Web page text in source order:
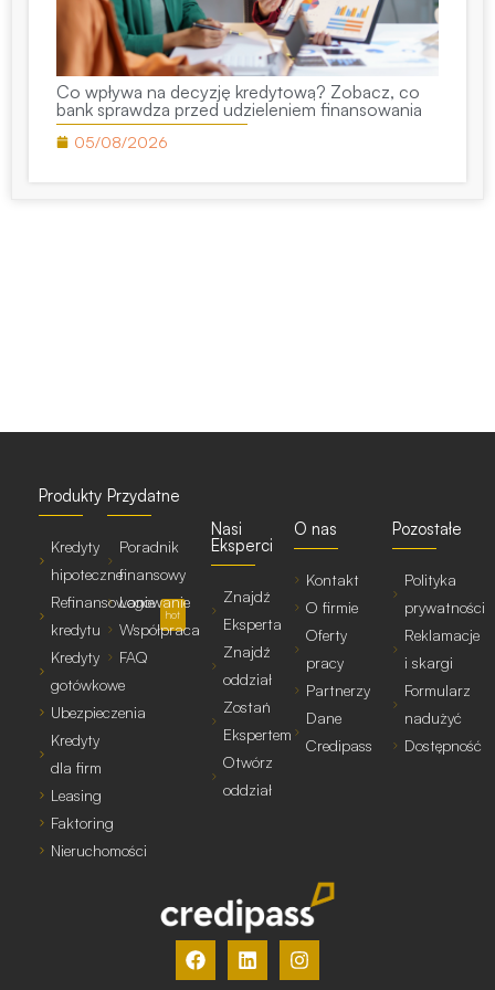
Co wpływa na decyzję kredytową? Zobacz, co
bank sprawdza przed udzieleniem finansowania
05/08/2026
Produkty
Kredyty
hipoteczne
Refinansowanie
kredytu
hot
Kredyty
gotówkowe
Ubezpieczenia
Kredyty
dla firm
Leasing
Faktoring
Nieruchomości
Przydatne
Poradnik
finansowy
Logowanie
Współpraca
FAQ
Nasi
Eksperci
Znajdź
Eksperta
Znajdź
oddział
Zostań
Ekspertem
Otwórz
oddział
O nas
Kontakt
O firmie
Oferty
pracy
Partnerzy
Dane
Credipass
Pozostałe
Polityka
prywatności
Reklamacje
i skargi
Formularz
nadużyć
Dostępność